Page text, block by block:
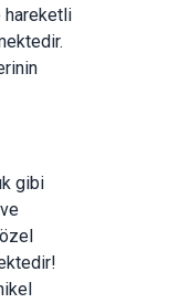
hareketli
gibi
özel